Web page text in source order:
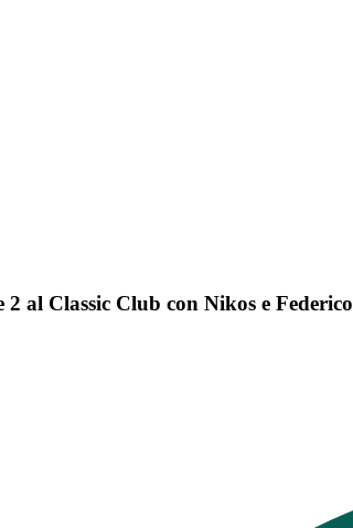
al Classic Club con Nikos e Federico